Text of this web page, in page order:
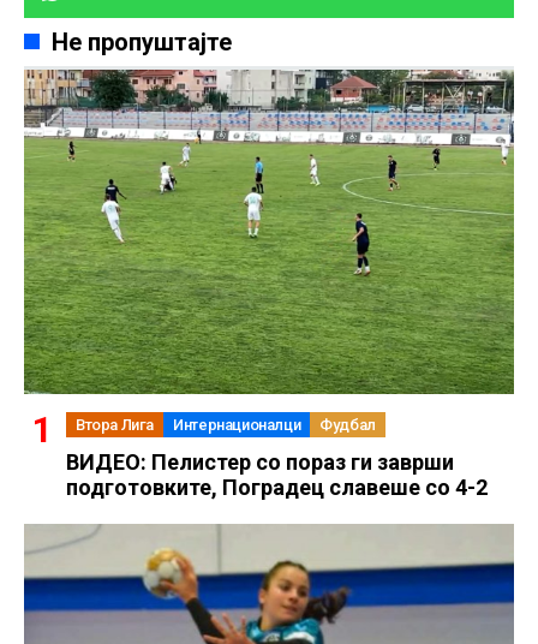
Не пропуштајте
Втора Лига Интернационалци Фудбал
ВИДЕО: Пелистер со пораз ги заврши
подготовките, Поградец славеше со 4-2